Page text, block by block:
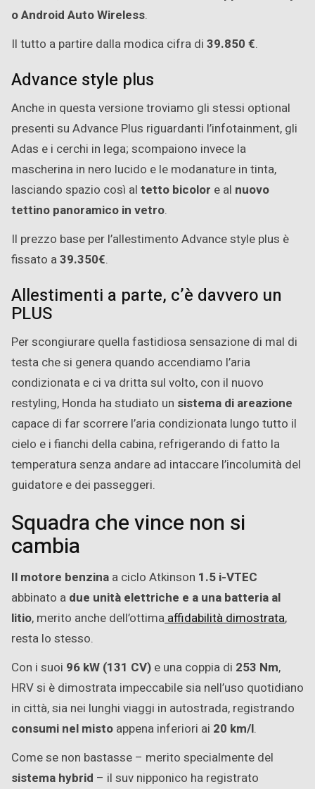
o Android Auto Wireless.
Il tutto a partire dalla modica cifra di 39.850 €.
Advance style plus
Anche in questa versione troviamo gli stessi optional
presenti su Advance Plus riguardanti l’infotainment, gli
Adas e i cerchi in lega; scompaiono invece la
mascherina in nero lucido e le modanature in tinta,
lasciando spazio così al tetto bicolor e al nuovo
tettino panoramico in vetro.
Il prezzo base per l’allestimento Advance style plus è
fissato a39.350€.
Allestimenti a parte, c’è davvero un
PLUS
Per scongiurare quella fastidiosa sensazione di mal di
testa che si genera quando accendiamo l’aria
condizionata e ci va dritta sul volto, con il nuovo
restyling, Honda ha studiato un sistema di areazione
capace di far scorrere l’aria condizionata lungo tutto il
cielo e i fianchi della cabina, refrigerando di fatto la
temperatura senza andare ad intaccare l’incolumità del
guidatore e dei passeggeri.
Squadra che vince non si
cambia
Il motore benzina a ciclo Atkinson 1.5 i-VTEC
abbinato a due unità elettriche e a una batteria al
litio, merito anche dell’ottimaaffidabilità dimostrata,
resta lo stesso.
Con i suoi 96 kW (131 CV) e una coppia di 253 Nm,
HRV si è dimostrata impeccabile sia nell’uso quotidiano
in città, sia nei lunghi viaggi in autostrada, registrando
consumi nel misto appena inferiori ai 20 km/l.
Come se non bastasse – merito specialmente del
sistema hybrid – il suv nipponico ha registrato